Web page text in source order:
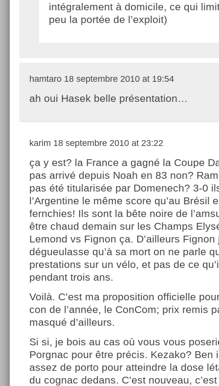
intégralement à domicile, ce qui
peu la portée de l’exploit)
hamtaro 18 septembre 2010 at 19:54
ah oui Hasek belle présentation…
karim 18 septembre 2010 at 23:22
ça y est? la France a gagné la Coupe
pas arrivé depuis Noah en 83 non?
pas été titularisée par Domenech? 3-0
l’Argentine le même score qu’au Brésil
fernchies! Ils sont la bête noire de
être chaud demain sur les Champs
Lemond vs Fignon ça. D’ailleurs Fignon
dégueulasse qu’à sa mort on ne parle
prestations sur un vélo, et pas de ce
pendant trois ans.
Voilà. C’est ma proposition officielle
con de l’année, le ConCom; prix remis
masqué d’ailleurs.
Si si, je bois au cas où vous vous
Porgnac pour être précis. Kezako? Ben
assez de porto pour atteindre la dose
du cognac dedans. C’est nouveau,